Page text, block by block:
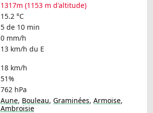
1317m (1153 m d'altitude)
15.2 °C
5 de 10 min
0 mm/h
13 km/h du E
18 km/h
51%
762 hPa
Aune, Bouleau, Graminées, Armoise,
Ambroisie